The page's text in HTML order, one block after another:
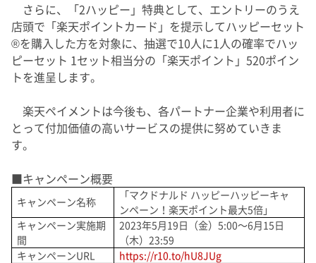
さらに、「2ハッピー」特典として、エントリーのうえ
店頭で「楽天ポイントカード」を提示してハッピーセット
®を購入した方を対象に、抽選で10人に1人の確率でハッ
ピーセット 1セット相当分の「楽天ポイント」520ポイン
トを進呈します。
楽天ペイメントは今後も、各パートナー企業や利用者に
とって付加価値の高いサービスの提供に努めていきま
す。
■キャンペーン概要
キャンペーン名称
「マクドナルド ハッピーハッピーキャ
ンペーン！楽天ポイント最大5倍」
キャンペーン実施期
間
2023年5月19日（金）5:00～6月15日
（木）23:59
キャンペーンURL
https://r10.to/hU8JUg